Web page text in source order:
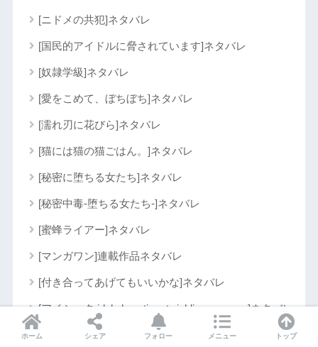
[ニドメの共犯]ネタバレ
[国民的アイドルに脅されています]ネタバレ
[奴隷学級]ネタバレ
[愛をこめて、ぼちぼち]ネタバレ
[濡れ刃に花びら]ネタバレ
[猫には猫の猫ごはん。]ネタバレ
[秘密に堕ちる女たち]ネタバレ
[秘密中毒-堕ちる女たち-]ネタバレ
[蜜蜂ライアー]ネタバレ
[マンガワン]連載作品ネタバレ
[付き合ってあげてもいいかな]ネタバレ
[アイショタ idol show time twinkling memory]ネタバレ
[異世界アイドル～異世界でアイドルデビューしたら
ホーム シェア フォロー メニュー トップ